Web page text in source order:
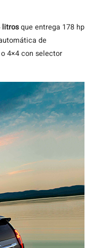
litrosque entrega 178 hp
de
4×4 con selector